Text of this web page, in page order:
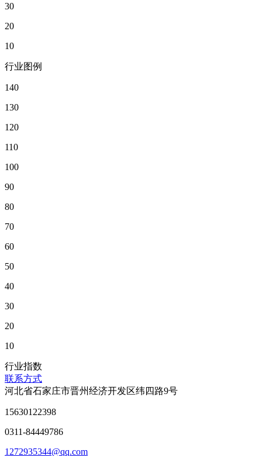
30
20
10
行业图例
140
130
120
110
100
90
80
70
60
50
40
30
20
10
行业指数
联系方式
河北省石家庄市晋州经济开发区纬四路9号
15630122398
0311-84449786
1272935344@qq.com